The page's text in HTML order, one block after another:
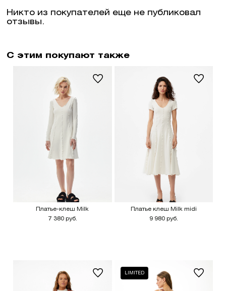
Никто из покупателей еще не публиковал
отзывы.
С этим покупают также
Платье-клеш Milk
7 380 руб.
Платье клеш Milk midi
9 980 руб.
LIMITED